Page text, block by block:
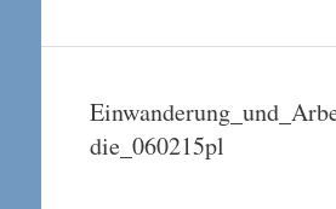
die_060215pl